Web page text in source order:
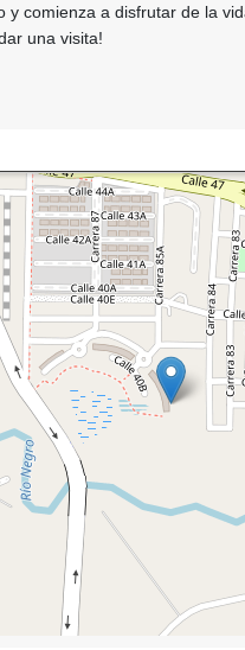
y comienza a disfrutar de la
una visita!